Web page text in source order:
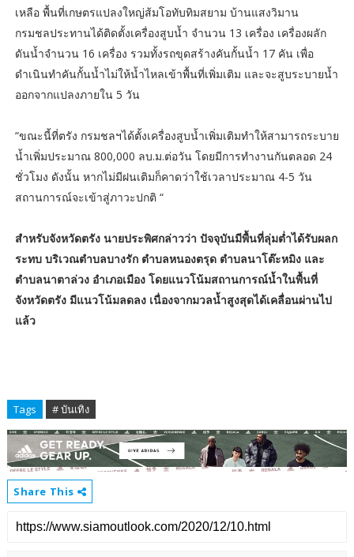
เหลือ พื้นที่เกษตรแปลงใหญ่ส้มโอทับทิมสยาม บ้านแสงวิมาน
กรมชลประทานได้ติดตั้งเครื่องสูบน้ำ จำนวน 13 เครื่อง เครื่องผลัก
ดันน้ำจำนวน 16 เครื่อง รวมทั้งรถขุดสร้างคันกั้นน้ำ 17 คัน เพื่อ
ดำเนินทำคันกั้นน้ำไม่ให้น้ำไหลเข้าพื้นที่เพิ่มเติม และจะสูบระบายน้ำ
ออกจากแปลงภายใน 5 วัน
“ขณะนี้ที่ตรัง กรมชลฯได้ตั้งเครื่องสูบน้ำเพิ่มเติมทำให้สามารถระบาย
น้ำเพิ่มประมาณ 800,000 ลบ.ม.ต่อวัน โดยมีการทำงานกันตลอด 24
ชั่วโมง ดังนั้น หากไม่มีฝนเติมก็คาดว่าใช้เวลาประมาณ 4-5 วัน
สถานการณ์จะเข้าสู่ภาวะปกติ “
สำหรับจังหวัดตรัง นายประพิศกล่าวว่า ปัจจุบันมีพื้นที่ลุ่มต่ำได้รับผลก
ระทบ บริเวณตำบลบางรัก ตำบลหนองตรุด ตำบลนาโต๊ะหมิง และ
ตำบลนาตาล่วง อำเภอเมือง โดยแนวโน้มสถานการณ์น้ำในพื้นที่
จังหวัดตรัง มีแนวโน้มลดลง เนื่องจากมวลน้ำสูงสุดได้เคลื่อนผ่านไป
แล้ว
Tags # บันเทิง
Share This